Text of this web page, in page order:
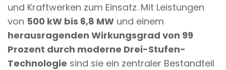
und Kraftwerken zum Einsatz. Mit Leistungen
von 500 kW bis 6,8 MW und einem
herausragenden Wirkungsgrad von 99
Prozent durch moderne Drei-Stufen-
Technologie sind sie ein zentraler Bestandteil